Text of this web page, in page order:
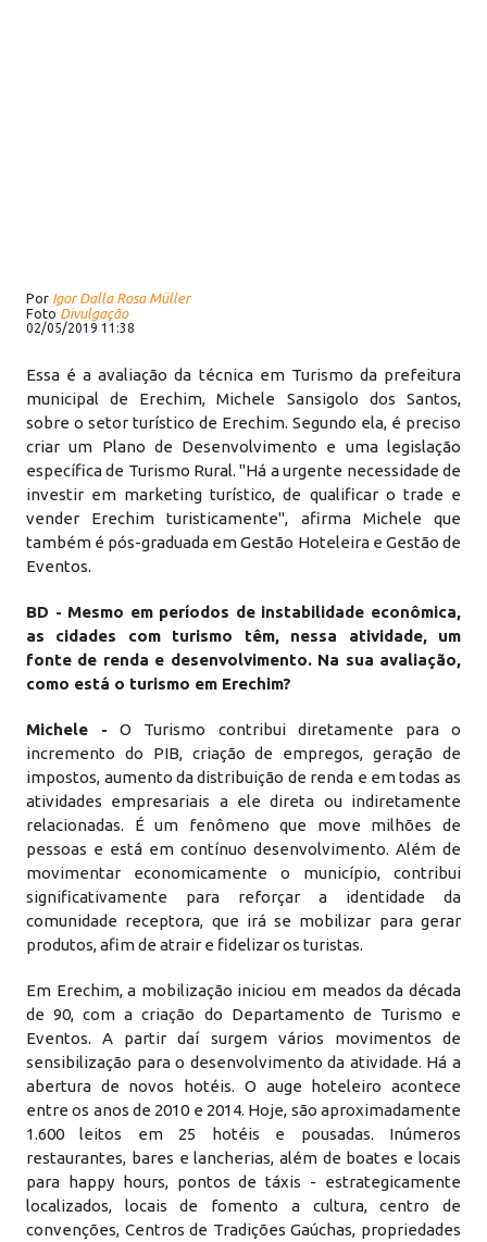
Por Igor Dalla Rosa Müller
Foto Divulgação
02/05/2019 11:38
Essa é a avaliação da técnica em Turismo da prefeitura
municipal de Erechim, Michele Sansigolo dos Santos,
sobre o setor turístico de Erechim. Segundo ela, é preciso
criar um Plano de Desenvolvimento e uma legislação
específica de Turismo Rural. "Há a urgente necessidade de
investir em marketing turístico, de qualificar o trade e
vender Erechim turisticamente", afirma Michele que
também é pós-graduada em Gestão Hoteleira e Gestão de
Eventos.
BD - Mesmo em períodos de instabilidade econômica,
as cidades com turismo têm, nessa atividade, um
fonte de renda e desenvolvimento. Na sua avaliação,
como está o turismo em Erechim?
Michele - O Turismo contribui diretamente para o
incremento do PIB, criação de empregos, geração de
impostos, aumento da distribuição de renda e em todas as
atividades empresariais a ele direta ou indiretamente
relacionadas. É um fenômeno que move milhões de
pessoas e está em contínuo desenvolvimento. Além de
movimentar economicamente o município, contribui
significativamente para reforçar a identidade da
comunidade receptora, que irá se mobilizar para gerar
produtos, afim de atrair e fidelizar os turistas.
Em Erechim, a mobilização iniciou em meados da década
de 90, com a criação do Departamento de Turismo e
Eventos. A partir daí surgem vários movimentos de
sensibilização para o desenvolvimento da atividade. Há a
abertura de novos hotéis. O auge hoteleiro acontece
entre os anos de 2010 e 2014. Hoje, são aproximadamente
1.600 leitos em 25 hotéis e pousadas. Inúmeros
restaurantes, bares e lancherias, além de boates e locais
para happy hours, pontos de táxis - estrategicamente
localizados, locais de fomento a cultura, centro de
convenções, Centros de Tradições Gaúchas, propriedades